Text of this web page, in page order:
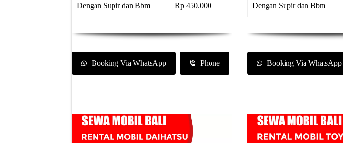
Dengan Supir dan Bbm Rp 450.000
Booking Via WhatsApp Phone
Dengan Supir dan Bbm
Booking Via WhatsApp